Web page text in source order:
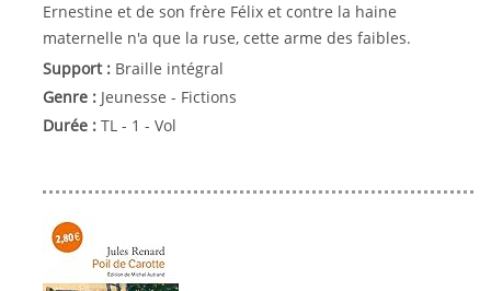
Ernestine et de son frère Félix et contre la haine
maternelle n'a que la ruse, cette arme des faibles.
Support : Braille intégral
Genre : Jeunesse - Fictions
Durée : TL - 1 - Vol